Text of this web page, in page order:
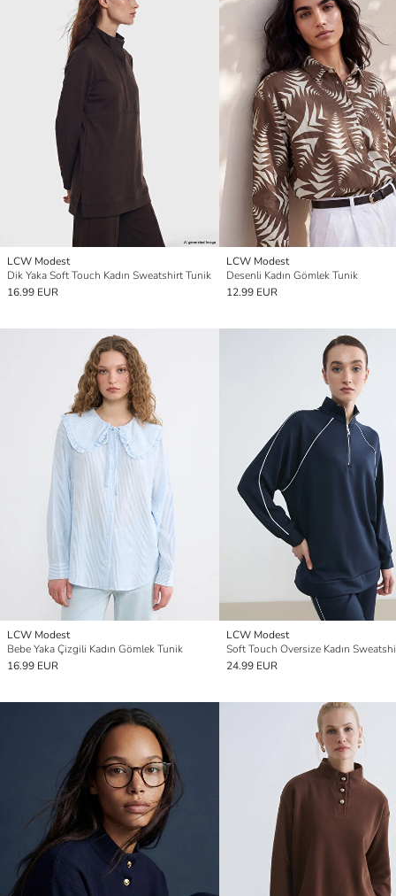
LCW Modest
Dik Yaka Soft Touch Kadın Sweatshirt Tunik
16.99 EUR
LCW Modest
Desenli Kadın Gömlek Tunik
12.99 EUR
LCW Modest
Bebe Yaka Çizgili Kadın Gömlek Tunik
16.99 EUR
LCW Modest
Soft Touch Oversize Kadın
24.99 EUR